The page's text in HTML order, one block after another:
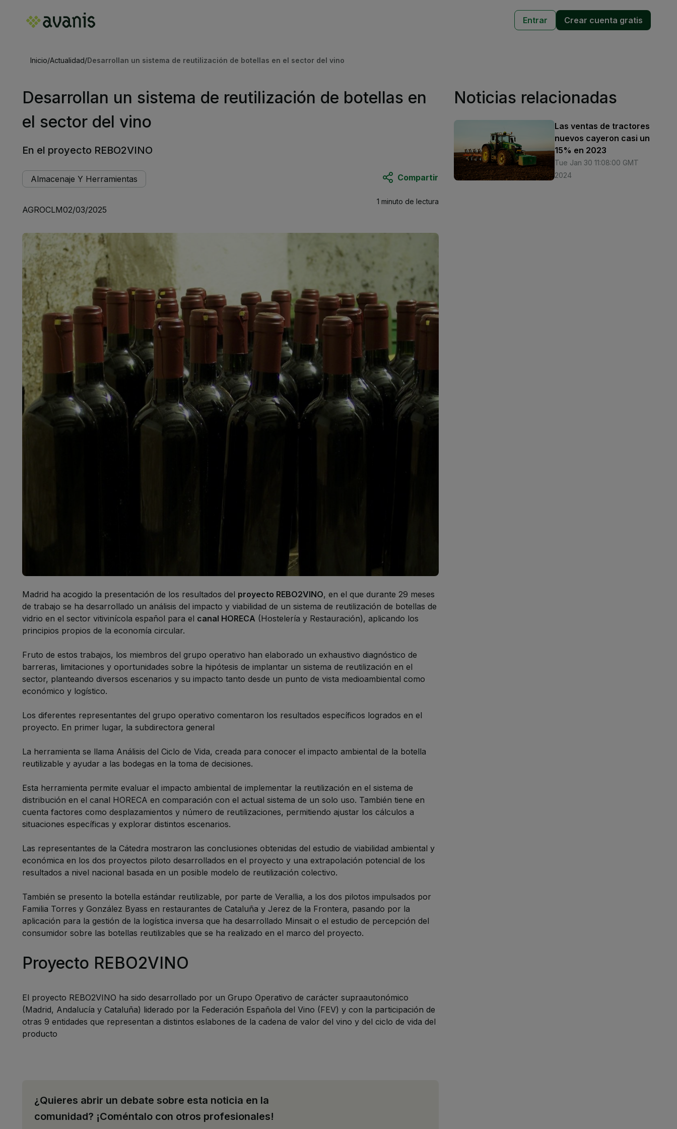
Entrar Crear cuenta gratis
Inicio/Actualidad/Desarrollan un sistema de reutilización de botellas en el sector del vino
Desarrollan un sistema de reutilización de botellas en
el sector del vino
En el proyecto REBO2VINO
Almacenaje Y Herramientas Compartir
AGROCLM02/03/2025
1 minuto de lectura
Madrid ha acogido la presentación de los resultados del proyecto REBO2VINO, en el que durante 29 meses
de trabajo se ha desarrollado un análisis del impacto y viabilidad de un sistema de reutilización de botellas de
vidrio en el sector vitivinícola español para el canal HORECA (Hostelería y Restauración), aplicando los
principios propios de la economía circular.
Fruto de estos trabajos, los miembros del grupo operativo han elaborado un exhaustivo diagnóstico de
barreras, limitaciones y oportunidades sobre la hipótesis de implantar un sistema de reutilización en el
sector, planteando diversos escenarios y su impacto tanto desde un punto de vista medioambiental como
económico y logístico.
Los diferentes representantes del grupo operativo comentaron los resultados específicos logrados en el
proyecto. En primer lugar, la subdirectora general
La herramienta se llama Análisis del Ciclo de Vida, creada para conocer el impacto ambiental de la botella
reutilizable y ayudar a las bodegas en la toma de decisiones.
Esta herramienta permite evaluar el impacto ambiental de implementar la reutilización en el sistema de
distribución en el canal HORECA en comparación con el actual sistema de un solo uso. También tiene en
cuenta factores como desplazamientos y número de reutilizaciones, permitiendo ajustar los cálculos a
situaciones específicas y explorar distintos escenarios.
Las representantes de la Cátedra mostraron las conclusiones obtenidas del estudio de viabilidad ambiental y
económica en los dos proyectos piloto desarrollados en el proyecto y una extrapolación potencial de los
resultados a nivel nacional basada en un posible modelo de reutilización colectivo.
También se presento la botella estándar reutilizable, por parte de Verallia, a los dos pilotos impulsados por
Familia Torres y González Byass en restaurantes de Cataluña y Jerez de la Frontera, pasando por la
aplicación para la gestión de la logística inversa que ha desarrollado Minsait o el estudio de percepción del
consumidor sobre las botellas reutilizables que se ha realizado en el marco del proyecto.
Proyecto REBO2VINO
El proyecto REBO2VINO ha sido desarrollado por un Grupo Operativo de carácter supraautonómico
(Madrid, Andalucía y Cataluña) liderado por la Federación Española del Vino (FEV) y con la participación de
otras 9 entidades que representan a distintos eslabones de la cadena de valor del vino y del ciclo de vida del
producto
¿Quieres abrir un debate sobre esta noticia en la
comunidad? ¡Coméntalo con otros profesionales!
Noticias relacionadas
Las ventas de tractores
nuevos cayeron casi un
15% en 2023
Tue Jan 30 11:08:00 GMT
2024